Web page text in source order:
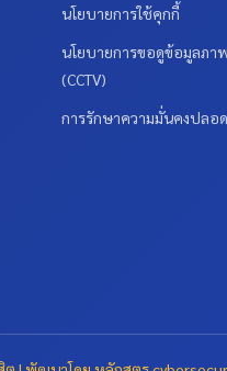
นโยบายการใช้คุกกี้
นโยบายการขอดูข้อมูลภ
(CCTV)
การรักษาความมั่นคงปลอ